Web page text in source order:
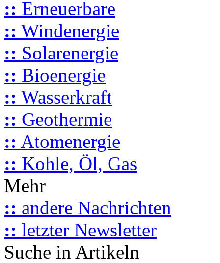
:: Erneuerbare
:: Windenergie
:: Solarenergie
:: Bioenergie
:: Wasserkraft
:: Geothermie
:: Atomenergie
:: Kohle, Öl, Gas
Mehr
:: andere Nachrichten
:: letzter Newsletter
Suche in Artikeln